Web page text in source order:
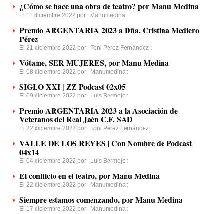
¿Cómo se hace una obra de teatro? por Manu Medina
El 11 diciembre 2022 por Manumedina :
Premio ARGENTARIA 2023 a Dña. Cristina Mediero
Pérez
El 21 diciembre 2022 por Toni Pérez Fernández :
Vótame, SER MUJERES, por Manu Medina
El 08 diciembre 2022 por Manumedina :
SIGLO XXI | ZZ Podcast 02x05
El 09 diciembre 2022 por Luis Bermejo :
Premio ARGENTARIA 2023 a la Asociación de
Veteranos del Real Jaén C.F. SAD
El 22 diciembre 2022 por Toni Pérez Fernández :
VALLE DE LOS REYES | Con Nombre de Podcast
04x14
El 04 diciembre 2022 por Luis Bermejo :
El conflicto en el teatro, por Manu Medina
El 22 diciembre 2022 por Manumedina :
Siempre estamos comenzando, por Manu Medina
El 17 diciembre 2022 por Manumedina :